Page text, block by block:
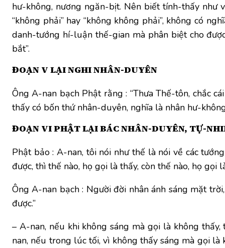
hư-không, nương ngăn-bịt. Nên biết tính-thấy như
“không phải” hay “không không phải”, không có
danh-tướng hí-luận thế-gian mà phân biệt cho
bắt”.
ĐOẠN V LẠI NGHI NHÂN-DUYÊN
Ông A-nan bạch Phật rằng : “Thưa Thế-tôn, chắc
thấy có bốn thứ nhân-duyên, nghĩa là nhân hư-
ĐOẠN VI PHẬT LẠI BÁC NHÂN-DUYÊN, TỰ-
Phật bảo : A-nan, tôi nói như thế là nói về các
được, thì thế nào, họ gọi là thấy, còn thế nào, họ gọi
Ông A-nan bạch : Người đời nhân ánh sáng mặt
được.”
– A-nan, nếu khi không sáng mà gọi là không
nan, nếu trong lúc tối, vì không thấy sáng mà gọi